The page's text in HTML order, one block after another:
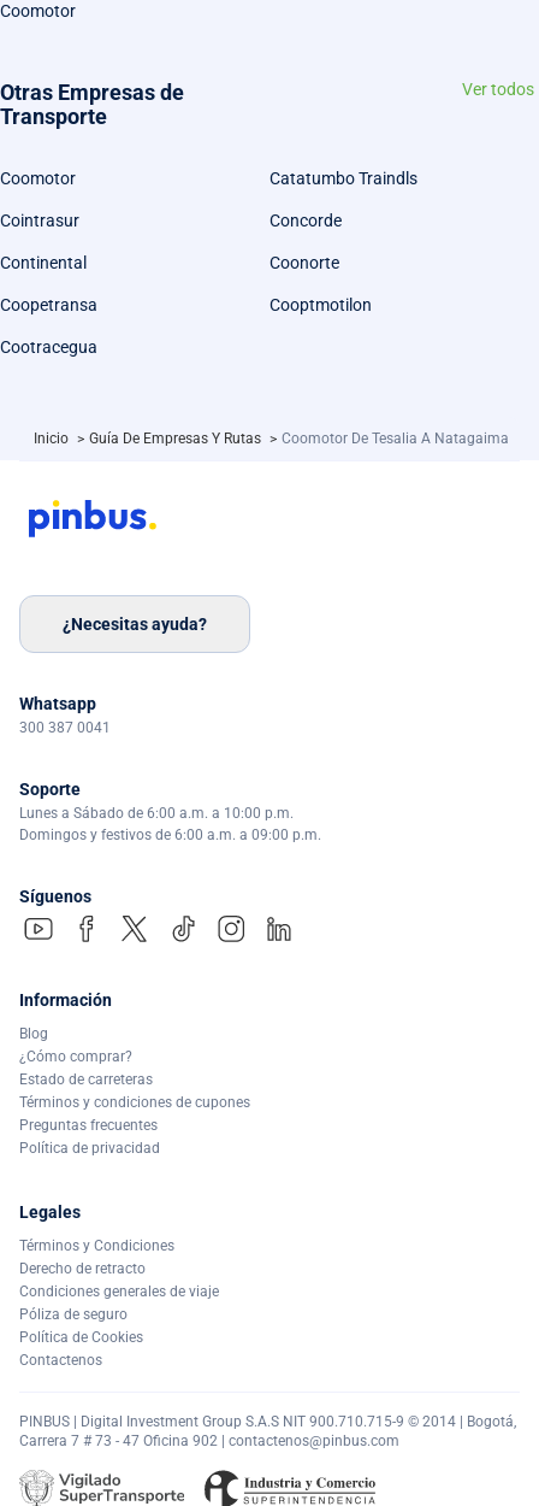
Coomotor
Otras Empresas de
Transporte
Ver todos
Coomotor Catatumbo Traindls
Cointrasur Concorde
Continental Coonorte
Coopetransa Cooptmotilon
Cootracegua
Inicio > Guía De Empresas Y Rutas > Coomotor De Tesalia A Natagaima
¿Necesitas ayuda?
Whatsapp
300 387 0041
Soporte
Lunes a Sábado de 6:00 a.m. a 10:00 p.m.
Domingos y festivos de 6:00 a.m. a 09:00 p.m.
Síguenos
Información
Blog
¿Cómo comprar?
Estado de carreteras
Términos y condiciones de cupones
Preguntas frecuentes
Política de privacidad
Legales
Términos y Condiciones
Derecho de retracto
Condiciones generales de viaje
Póliza de seguro
Política de Cookies
Contactenos
PINBUS | Digital Investment Group S.A.S NIT 900.710.715-9 © 2014 | Bogotá,
Carrera 7 # 73 - 47 Oficina 902 | contactenos@pinbus.com